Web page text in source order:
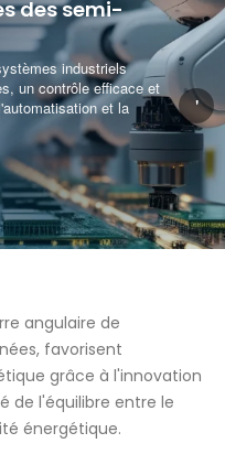
des semi-
industriels
un contrôle efficace et
et la
'
angulaire de
favorisent
grâce à l'innovation
de l'équilibre entre le
énergétique.